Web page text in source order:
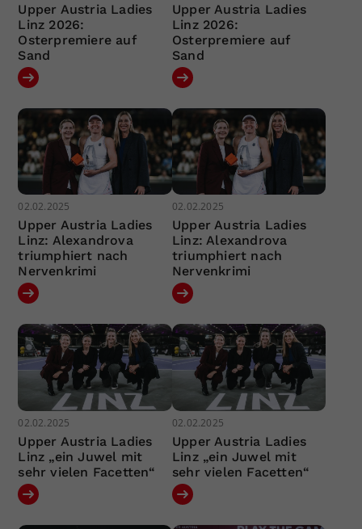
Upper Austria Ladies
Linz 2026:
Osterpremiere auf
Sand
Upper Austria Ladies
Linz 2026:
Osterpremiere auf
Sand
02.02.2025
Upper Austria Ladies
Linz: Alexandrova
triumphiert nach
Nervenkrimi
02.02.2025
Upper Austria Ladies
Linz: Alexandrova
triumphiert nach
Nervenkrimi
02.02.2025
Upper Austria Ladies
Linz „ein Juwel mit
sehr vielen Facetten“
02.02.2025
Upper Austria Ladies
Linz „ein Juwel mit
sehr vielen Facetten“